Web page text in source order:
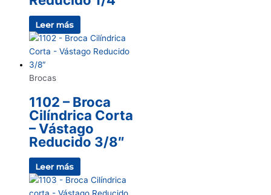
Leer más
Brocas
1102 – Broca
Cilíndrica Corta
– Vástago
Reducido 3/8″
Leer más